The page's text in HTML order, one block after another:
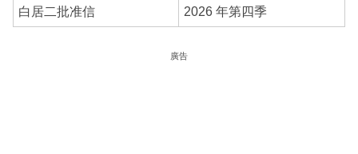
白居二批准信 2026 年第四季
廣告